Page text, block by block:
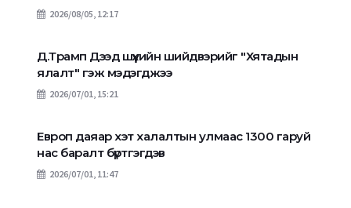
2026/08/05, 12:17
Д.Трамп Дээд шүүхийн шийдвэрийг "Хятадын
ялалт" гэж мэдэгджээ
2026/07/01, 15:21
Европ даяар хэт халалтын улмаас 1300 гаруй
нас баралт бүртгэгдэв
2026/07/01, 11:47